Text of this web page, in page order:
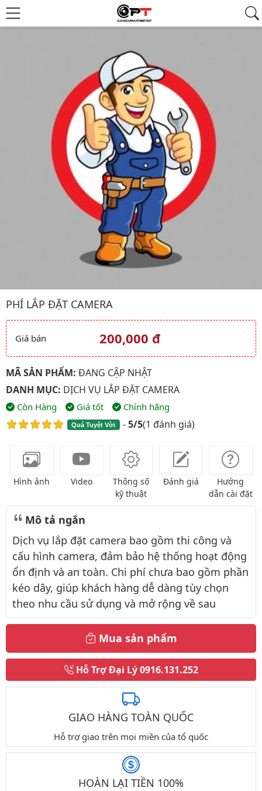
Hình ảnh đại diện của sản phẩm Phí lắp đặt camera
PHÍ LẮP ĐẶT CAMERA
Giá và khuyến mãi
Giá bán 200,000 đ
MÃ SẢN PHẨM: ĐANG CẬP NHẬT
DANH MỤC: DỊCH VỤ LẮP ĐẶT CAMERA
Còn Hàng Giá tốt Chính hãng
Quá Tuyệt Vời -5/5(1 đánh giá)
Hình ảnh Video
Thông số
kỹ thuật
Đánh giá
Hướng
dẫn cài đặt
Mô tả ngắn
Dịch vụ lắp đặt camera bao gồm thi công và
cấu hình camera, đảm bảo hệ thống hoạt động
ổn định và an toàn. Chi phí chưa bao gồm phần
kéo dây, giúp khách hàng dễ dàng tùy chọn
theo nhu cầu sử dụng và mở rộng về sau
Mua sản phẩm
Hỗ Trợ Đại Lý0916.131.252
GIAO HÀNG TOÀN QUỐC
Hỗ trợ giao trên mọi miền của tổ quốc
HOÀN LẠI TIỀN 100%